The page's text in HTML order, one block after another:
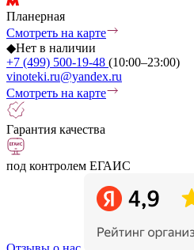
Планерная
Смотреть на карте
◆Нет в наличии
+7 (499) 500-19-48 (10:00–23:00)
vinoteki.ru@yandex.ru
Смотреть на карте
Гарантия качества
под контролем ЕГАИС